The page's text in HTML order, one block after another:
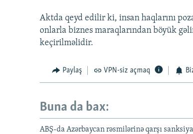
Aktda qeyd edilir ki, insan haqlarını
onlarla biznes maraqlarından böyük
keçirilməlidir.
Paylaş VPN-siz açmaq
Buna da bax:
ABŞ-da Azərbaycan rəsmilərinə qarşı